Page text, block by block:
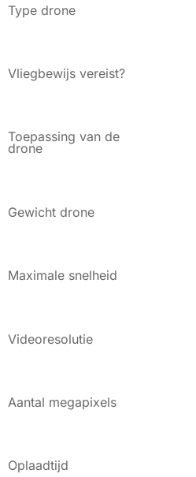
Type drone
Vliegbewijs vereist?
Toepassing van de
drone
Gewicht drone
Maximale snelheid
Videoresolutie
Aantal megapixels
Oplaadtijd